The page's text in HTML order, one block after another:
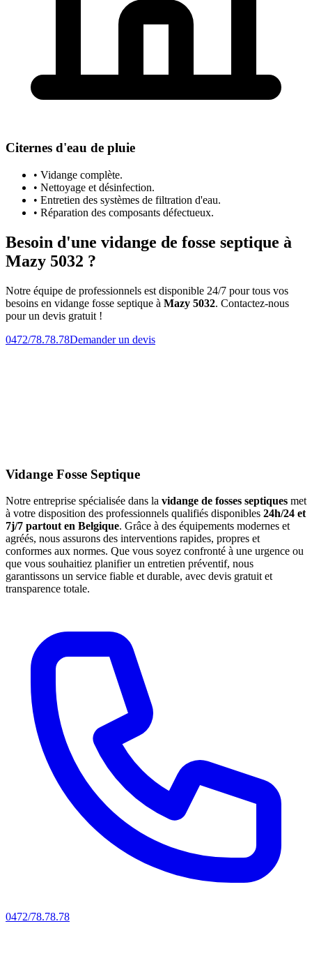
Citernes d'eau de pluie
• Vidange complète.
• Nettoyage et désinfection.
• Entretien des systèmes de filtration d'eau.
• Réparation des composants défectueux.
Besoin d'une vidange de fosse septique à
Mazy 5032 ?
Notre équipe de professionnels est disponible 24/7 pour tous vos
besoins en vidange fosse septique à Mazy 5032. Contactez-nous
pour un devis gratuit !
0472/78.78.78Demander un devis
Vidange Fosse Septique
Notre entreprise spécialisée dans la vidange de fosses septiques met
à votre disposition des professionnels qualifiés disponibles 24h/24 et
7j/7 partout en Belgique. Grâce à des équipements modernes et
agréés, nous assurons des interventions rapides, propres et
conformes aux normes. Que vous soyez confronté à une urgence ou
que vous souhaitiez planifier un entretien préventif, nous
garantissons un service fiable et durable, avec devis gratuit et
transparence totale.
0472/78.78.78